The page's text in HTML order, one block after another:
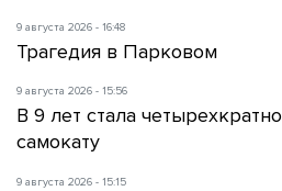
9 августа 2026 - 16:48
Трагедия в Парковом
9 августа 2026 - 15:56
В 9 лет стала
самокату
9 августа 2026 - 15:15